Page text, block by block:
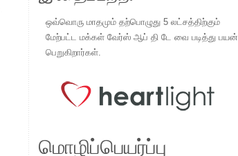
ஒவ்வொரு மாதமும் தற்பொழுது 5 லட்சத்திற்கும்
மேற்பட்ட மக்கள் வேர்ஸ் ஆப் தி டே வை படித்து பயன்
பெறுகிறார்கள்.
மொழிப்பெயர்ப்பு